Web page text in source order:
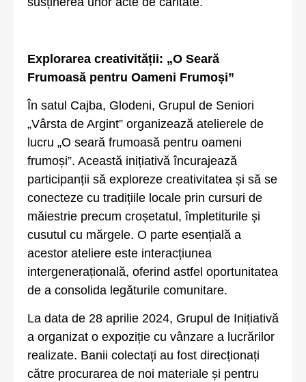
Explorarea creativității: „O Seară
Frumoasă pentru Oameni Frumoși”
În satul Cajba, Glodeni, Grupul de Seniori
„Vârsta de Argint” organizează atelierele de
lucru „O seară frumoasă pentru oameni
frumoși”. Această inițiativă încurajează
participanții să exploreze creativitatea și să se
conecteze cu tradițiile locale prin cursuri de
măiestrie precum croșetatul, împletiturile și
cusutul cu mărgele. O parte esențială a
acestor ateliere este interacțiunea
intergenerațională, oferind astfel oportunitatea
de a consolida legăturile comunitare.
La data de 28 aprilie 2024, Grupul de Inițiativă
a organizat o expoziție cu vânzare a lucrărilor
realizate. Banii colectați au fost direcționați
către procurarea de noi materiale și pentru